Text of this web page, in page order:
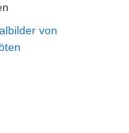
von